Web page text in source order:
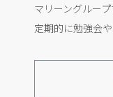
マリーングルー
定期的に勉強会